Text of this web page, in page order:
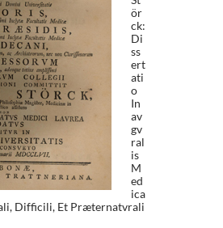
ör
ck:
Di
ss
ert
ati
o
In
av
gv
ral
is
M
ed
ica
Difficili, Et Præternatvrali